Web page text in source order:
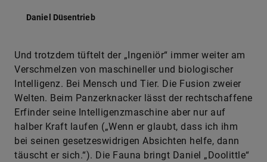
Daniel Düsentrieb
Und trotzdem tüftelt der „Ingeniör“ immer weiter am
Verschmelzen von maschineller und biologischer
Intelligenz. Bei Mensch und Tier. Die Fusion zweier
Welten. Beim Panzerknacker lässt der rechtschaffene
Erfinder seine Intelligenzmaschine aber nur auf
halber Kraft laufen („Wenn er glaubt, dass ich ihm
bei seinen gesetzeswidrigen Absichten helfe, dann
täuscht er sich.“). Die Fauna bringt Daniel „Doolittle“